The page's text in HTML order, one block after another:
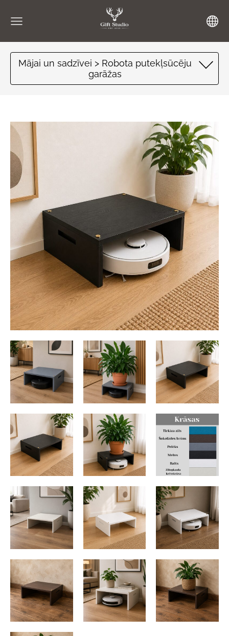
Mājai un sadzīvei > Robota putekļsūcēju
garāžas